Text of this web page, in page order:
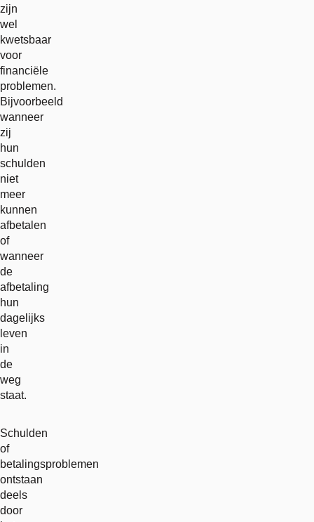
zijn
wel
kwetsbaar
voor
financiële
problemen.
Bijvoorbeeld
wanneer
zij
hun
schulden
niet
meer
kunnen
afbetalen
of
wanneer
de
afbetaling
hun
dagelijks
leven
in
de
weg
staat.
Schulden
of
betalingsproblemen
ontstaan
deels
door